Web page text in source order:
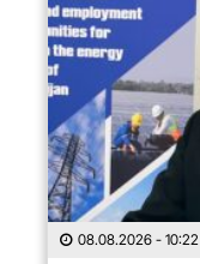
08.08.2026 - 10:22